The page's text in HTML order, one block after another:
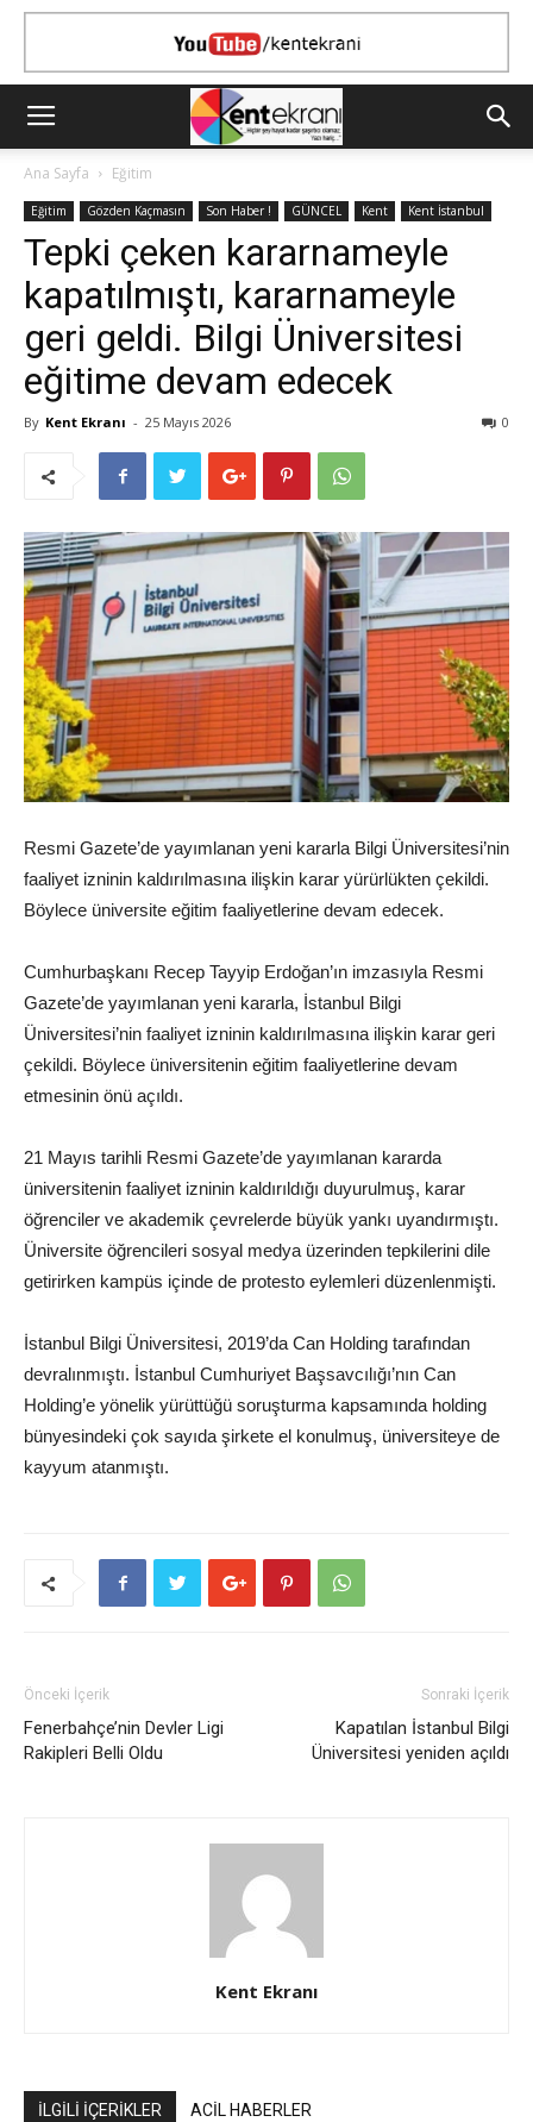
Ana Sayfa Eğitim
Eğitim Gözden Kaçmasın Son Haber ! GÜNCEL Kent Kent İstanbul
Tepki çeken kararnameyle
kapatılmıştı, kararnameyle
geri geldi. Bilgi Üniversitesi
eğitime devam edecek
By Kent Ekranı - 25 Mayıs 2026 0
Resmi Gazete’de yayımlanan yeni kararla Bilgi Üniversitesi’nin
faaliyet izninin kaldırılmasına ilişkin karar yürürlükten çekildi.
Böylece üniversite eğitim faaliyetlerine devam edecek.
Cumhurbaşkanı Recep Tayyip Erdoğan’ın imzasıyla Resmi
Gazete’de yayımlanan yeni kararla, İstanbul Bilgi
Üniversitesi’nin faaliyet izninin kaldırılmasına ilişkin karar geri
çekildi. Böylece üniversitenin eğitim faaliyetlerine devam
etmesinin önü açıldı.
21 Mayıs tarihli Resmi Gazete’de yayımlanan kararda
üniversitenin faaliyet izninin kaldırıldığı duyurulmuş, karar
öğrenciler ve akademik çevrelerde büyük yankı uyandırmıştı.
Üniversite öğrencileri sosyal medya üzerinden tepkilerini dile
getirirken kampüs içinde de protesto eylemleri düzenlenmişti.
İstanbul Bilgi Üniversitesi, 2019’da Can Holding tarafından
devralınmıştı. İstanbul Cumhuriyet Başsavcılığı’nın Can
Holding’e yönelik yürüttüğü soruşturma kapsamında holding
bünyesindeki çok sayıda şirkete el konulmuş, üniversiteye de
kayyum atanmıştı.
Önceki İçerik
Fenerbahçe’nin Devler Ligi
Rakipleri Belli Oldu
Sonraki İçerik
Kapatılan İstanbul Bilgi
Üniversitesi yeniden açıldı
Kent Ekranı
İLGİLİ İÇERİKLER ACİL HABERLER